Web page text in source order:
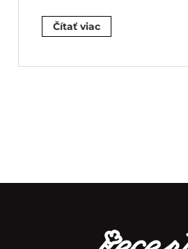
Čítať viac